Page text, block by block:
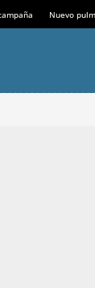
Nuevo